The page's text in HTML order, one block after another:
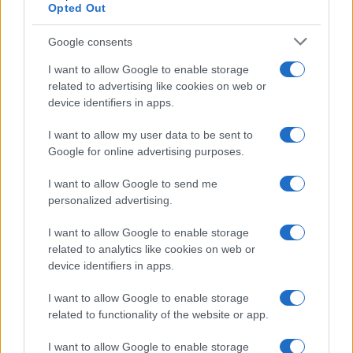
Opted Out
Google consents
I want to allow Google to enable storage
related to advertising like cookies on web or
device identifiers in apps.
I want to allow my user data to be sent to
Google for online advertising purposes.
I want to allow Google to send me
personalized advertising.
I want to allow Google to enable storage
related to analytics like cookies on web or
device identifiers in apps.
I want to allow Google to enable storage
related to functionality of the website or app.
I want to allow Google to enable storage
I nostri cari
I nostri cari
I nostri cari
Giovannimaria Cabras